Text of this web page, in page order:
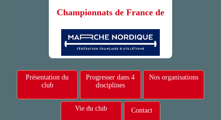
Championnats de France de
Présentation du
club
Progresser dans 4
disciplines
Nos organisations
Vie du club Contact